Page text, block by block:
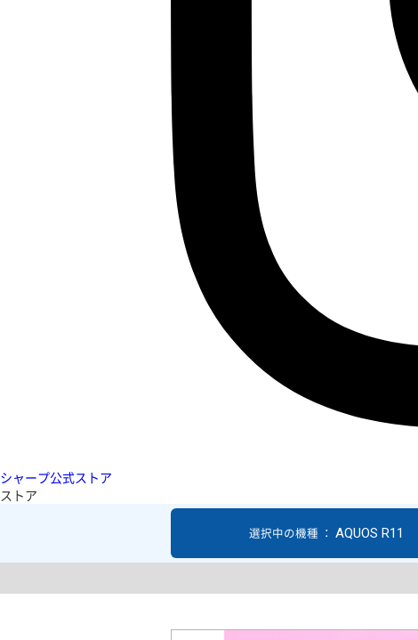
シャープ公式ストア
ストア
選択中の機種 ： AQUOS R11